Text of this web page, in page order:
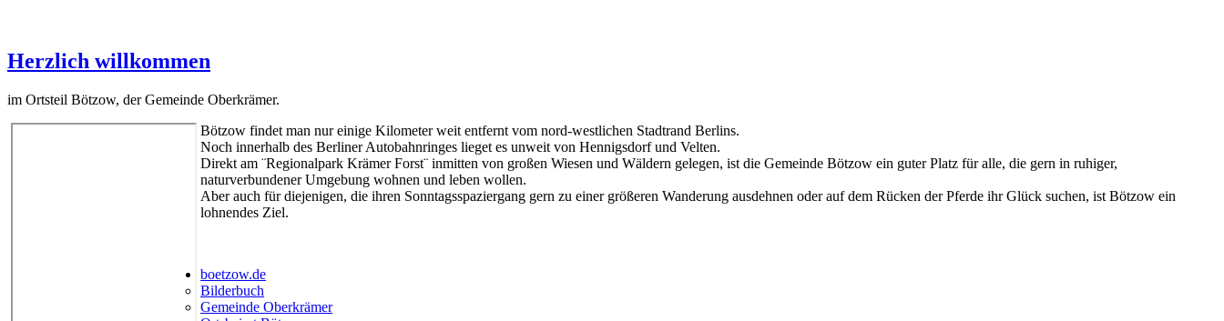
Herzlich willkommen
im Ortsteil Bötzow, der Gemeinde Oberkrämer.
Bötzow findet man nur einige Kilometer weit entfernt vom nord-westlichen Stadtrand Berlins.
Noch innerhalb des Berliner Autobahnringes lieget es unweit von Hennigsdorf und Velten.
Direkt am ¨Regionalpark Krämer Forst¨ inmitten von großen Wiesen und Wäldern gelegen, ist die Gemeinde Bötzow ein guter Platz für alle, die gern in ruhiger,
naturverbundener Umgebung wohnen und leben wollen.
Aber auch für diejenigen, die ihren Sonntagsspaziergang gern zu einer größeren Wanderung ausdehnen oder auf dem Rücken der Pferde ihr Glück suchen, ist Bötzow ein
lohnendes Ziel.
boetzow.de
Bilderbuch
Gemeinde Oberkrämer